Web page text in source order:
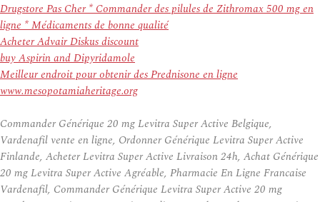
Drugstore Pas Cher * Commander des pilules de Zithromax 500 mg en
ligne * Médicaments de bonne qualité
Acheter Advair Diskus discount
buy Aspirin and Dipyridamole
Meilleur endroit pour obtenir des Prednisone en ligne
www.mesopotamiaheritage.org
Commander Générique 20 mg Levitra Super Active Belgique,
Vardenafil vente en ligne, Ordonner Générique Levitra Super Active
Finlande, Acheter Levitra Super Active Livraison 24h, Achat Générique
20 mg Levitra Super Active Agréable, Pharmacie En Ligne Francaise
Vardenafil, Commander Générique Levitra Super Active 20 mg